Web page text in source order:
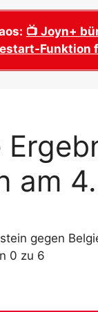
WM 2026
Termine,
WM 2026
WM 2026
Spielort
Fußball WM
Ausfüllen &
📺 Joyn+
am
gegen
0 zu 6